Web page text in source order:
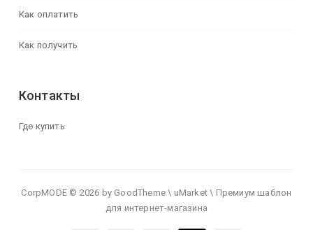
Как оплатить
Как получить
Контакты
Где купить
CorpMODE © 2026 by GoodTheme \ uMarket \ Премиум шаблон
для интернет-магазина